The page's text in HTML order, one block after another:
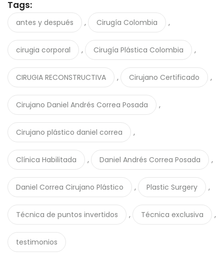
Tags:
antes y después , Cirugía Colombia ,
cirugia corporal , Cirugía Plástica Colombia ,
CIRUGIA RECONSTRUCTIVA , Cirujano Certificado ,
Cirujano Daniel Andrés Correa Posada ,
Cirujano plástico daniel correa ,
Clínica Habilitada , Daniel Andrés Correa Posada ,
Daniel Correa Cirujano Plástico , Plastic Surgery ,
Técnica de puntos invertidos , Técnica exclusiva ,
testimonios